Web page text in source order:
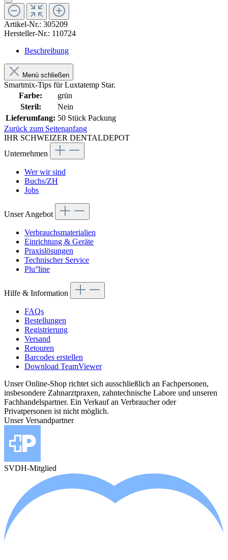
Artikel-Nr.: 305209
Hersteller-Nr.: 110724
Beschreibung
Menü schließen
Smartmix-Tips für Luxtatemp Star.
Farbe:
grün
Steril:
Nein
Lieferumfang: 50 Stück Packung
Zurück zum Seitenanfang
IHR SCHWEIZER DENTALDEPOT
Unternehmen
Wer wir sind
Buchs/ZH
Jobs
Unser Angebot
Verbrauchsmaterialien
Einrichtung & Geräte
Praxislösungen
Technischer Service
Plu°line
Hilfe & Information
FAQs
Bestellungen
Registrierung
Versand
Retouren
Barcodes erstellen
Download TeamViewer
Unser Online-Shop richtet sich ausschließlich an Fachpersonen,
insbesondere Zahnarztpraxen, zahntechnische Labore und unseren
Fachhandelspartner. Ein Verkauf an Verbraucher oder
Privatpersonen ist nicht möglich.
Unser Versandpartner
SVDH-Mitglied